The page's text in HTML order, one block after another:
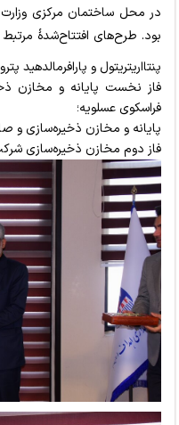
در محل ساختمان مرکزی وزارت
بود. طرح‌های افتتاح‌شدۀ مرتبط
پنتااریتریتول و پارافرمالدهید
فاز نخست پایانه و مخازن
فراسکوی عسلویه؛
پایانه و مخازن ذخیره‌سازی و
فاز دوم مخازن ذخیره‌سازی